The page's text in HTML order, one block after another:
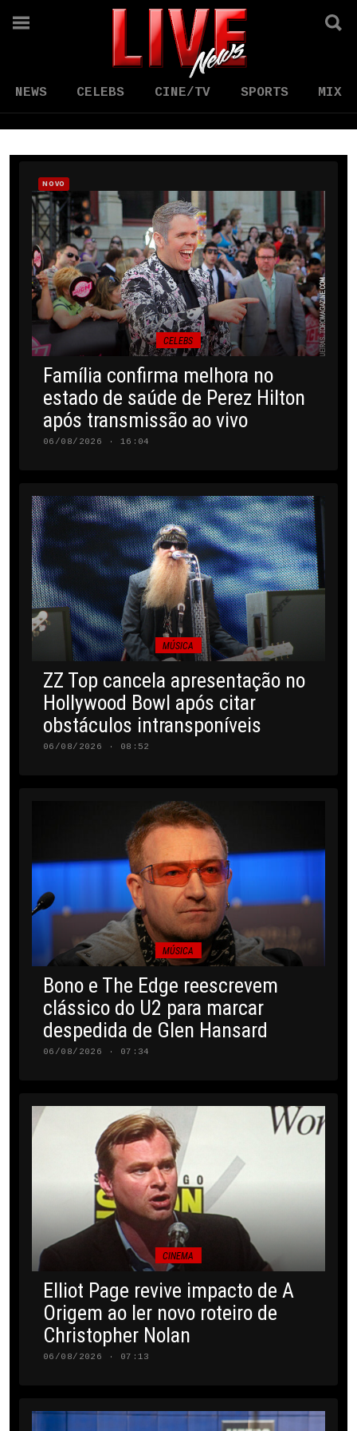
NEWS CELEBS CINE/TV SPORTS MIX
NOVO
CELEBS
Família confirma melhora no
estado de saúde de Perez Hilton
após transmissão ao vivo
06/08/2026 · 16:04
MÚSICA
ZZ Top cancela apresentação no
Hollywood Bowl após citar
obstáculos intransponíveis
06/08/2026 · 08:52
MÚSICA
Bono e The Edge reescrevem
clássico do U2 para marcar
despedida de Glen Hansard
06/08/2026 · 07:34
CINEMA
Elliot Page revive impacto de A
Origem ao ler novo roteiro de
Christopher Nolan
06/08/2026 · 07:13